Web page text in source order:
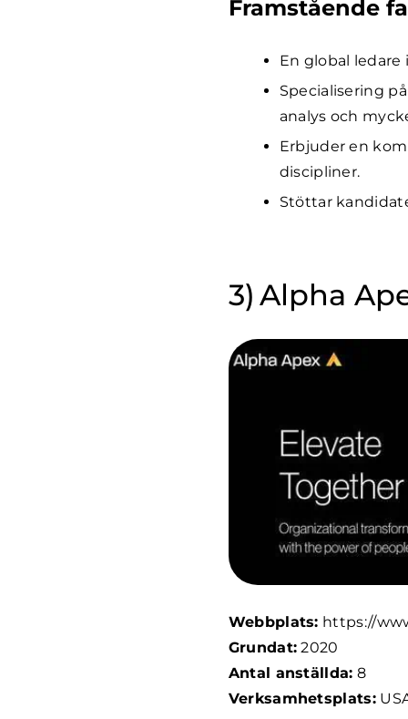
Framstående
En global
Specialisering
analys och
Erbjuder en
discipliner.
Stöttar
Alpha
Webbplats: https://
Grundat: 2020
Antal anställda: 8
Verksamhetsplats: